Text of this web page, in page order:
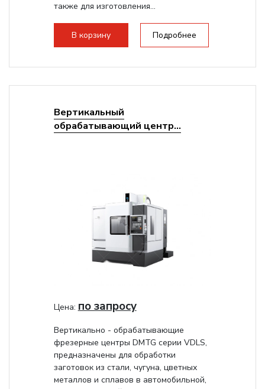
также для изготовления...
В корзину Подробнее
Вертикальный
обрабатывающий центр...
Цена: по запросу
Вертикально - обрабатывающие
фрезерные центры DMTG серии VDLS,
предназначены для обработки
заготовок из стали, чугуна, цветных
металлов и сплавов в автомобильной,